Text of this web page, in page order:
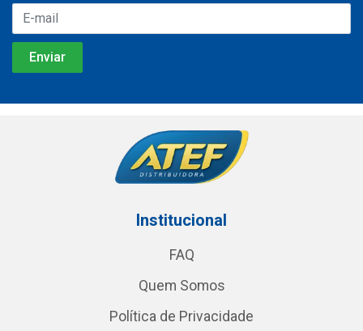
Institucional
FAQ
Quem Somos
Política de Privacidade